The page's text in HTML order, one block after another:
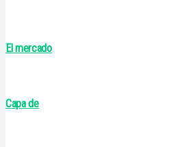
El mercado
Capa de